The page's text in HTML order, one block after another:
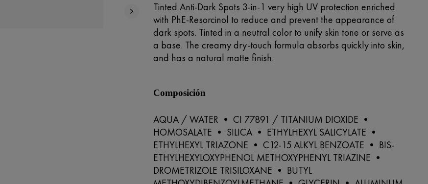
Tinted Anti-Dark Spots 3-in-1 very high UV protection enriched
with PhE-Resorcinol to reduce and prevent the appearance of
dark spots. Tinted in a neutral color to unify skin tone or serve as
a base. The creamy dry-touch formula absorbs quickly into skin,
and has a natural matte finish.
Composición
AQUA / WATER • CI 77891 / TITANIUM DIOXIDE •
HOMOSALATE • SILICA • ETHYLHEXYL SALICYLATE •
ETHYLHEXYL TRIAZONE • C12-15 ALKYL BENZOATE • BIS-
ETHYLHEXYLOXYPHENOL METHOXYPHENYL TRIAZINE •
DROMETRIZOLE TRISILOXANE • BUTYL